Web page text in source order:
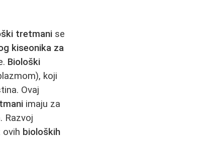
tretmani se
kiseonika za
Biološki
koji
Ovaj
imaju za
Razvoj
ovih bioloških